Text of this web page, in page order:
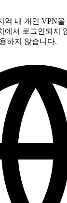
실시간으로 확
는 즉시 대시보
으시다면 결제 시
예요 🧡
역 내 개인 VPN을
에서 로그인되지
하지 않습니다.